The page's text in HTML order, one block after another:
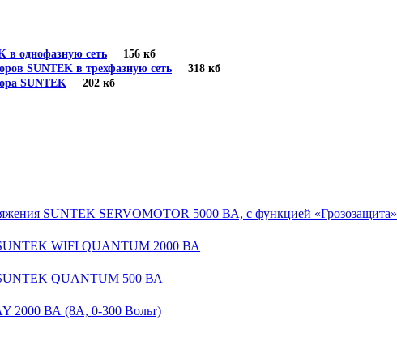
в однофазную сеть 156 кб
SUNTEK в трехфазную сеть 318 кб
SUNTEK 202 кб
SUNTEK SERVOMOTOR 5000 ВА, с функцией «Грозозащита»
WIFI QUANTUM 2000 ВА
QUANTUM 500 ВА
2000 ВА (8А, 0-300 Вольт)